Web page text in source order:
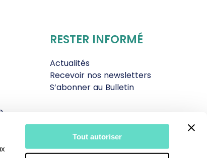
Tout autoriser
RESTER INFORMÉ
Actualités
Recevoir nos newsletters
S’abonner au Bulletin
Contact
Espace donateur